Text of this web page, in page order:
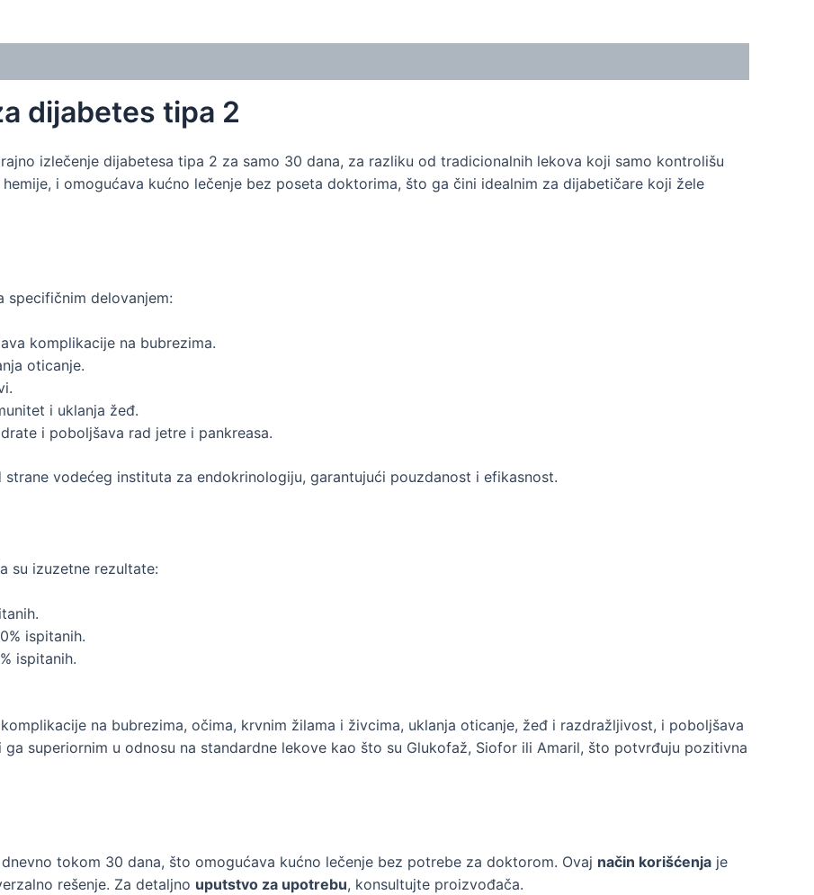
dijabetes tipa 2
izlečenje dijabetesa tipa 2 za samo 30 dana, za razliku od tradicionalnih lekova koji samo kontrolišu
hemije, i omogućava kućno lečenje bez poseta doktorima, što ga čini idealnim za dijabetičare koji žele
specifičnim delovanjem:
komplikacije na bubrezima.
oticanje.
i uklanja žeđ.
i poboljšava rad jetre i pankreasa.
vodećeg instituta za endokrinologiju, garantujući pouzdanost i efikasnost.
su izuzetne rezultate:
ispitanih.
ispitanih.
na bubrezima, očima, krvnim žilama i živcima, uklanja oticanje, žeđ i razdražljivost, i poboljšava
ga superiornim u odnosu na standardne lekove kao što su Glukofaž, Siofor ili Amaril, što potvrđuju pozitivna
tokom 30 dana, što omogućava kućno lečenje bez potrebe za doktorom. Ovaj način korišćenja je
rešenje. Za detaljno uputstvo za upotrebu, konsultujte proizvođača.